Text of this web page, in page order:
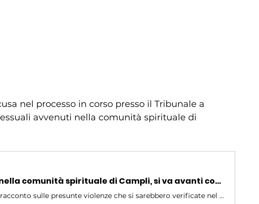
nel processo in corso presso il Tribunale a
avvenuti nella comunità spirituale di
Presunti abusi nella comunità spirituale di Campli, si va avanti con i testi dell'accusa
Continua in aula il racconto sulle presunte violenze che si sarebbero verificate nel corso degli anni